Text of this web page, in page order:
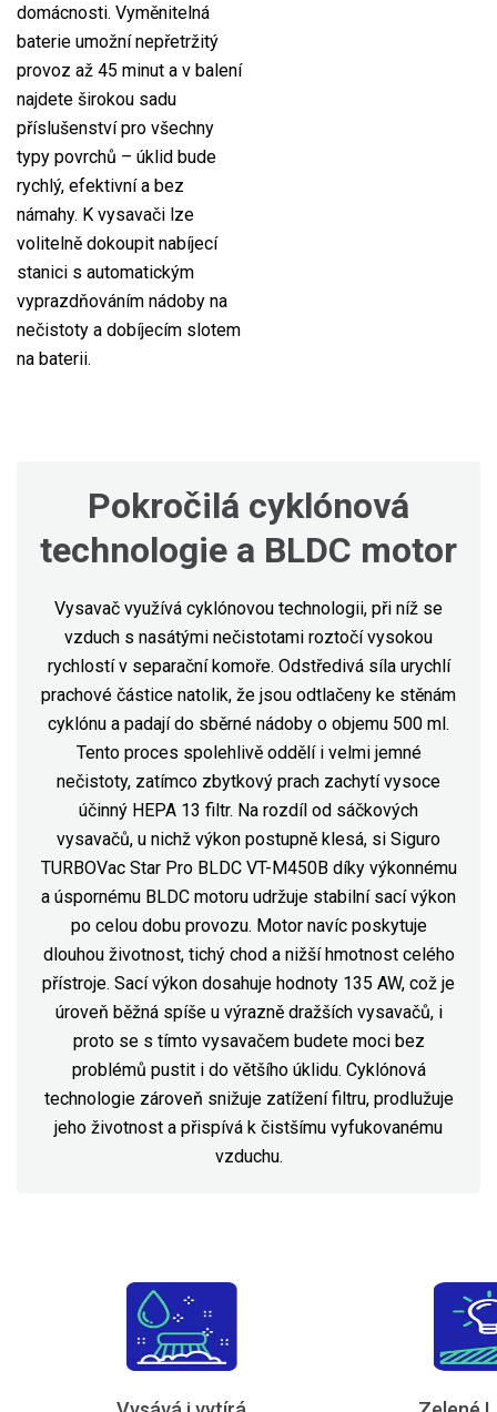
domácnosti. Vyměnitelná
baterie umožní nepřetržitý
provoz až 45 minut a v balení
najdete širokou sadu
příslušenství pro všechny
typy povrchů – úklid bude
rychlý, efektivní a bez
námahy. K vysavači lze
volitelně dokoupit nabíjecí
stanici s automatickým
vyprazdňováním nádoby na
nečistoty a dobíjecím slotem
na baterii.
Pokročilá cyklónová
technologie a BLDC motor
Vysavač využívá cyklónovou technologii, při níž se
vzduch s nasátými nečistotami roztočí vysokou
rychlostí v separační komoře. Odstředivá síla urychlí
prachové částice natolik, že jsou odtlačeny ke stěnám
cyklónu a padají do sběrné nádoby o objemu 500 ml.
Tento proces spolehlivě oddělí i velmi jemné
nečistoty, zatímco zbytkový prach zachytí vysoce
účinný HEPA 13 filtr. Na rozdíl od sáčkových
vysavačů, u nichž výkon postupně klesá, si Siguro
TURBOVac Star Pro BLDC VT-M450B díky výkonnému
a úspornému BLDC motoru udržuje stabilní sací výkon
po celou dobu provozu. Motor navíc poskytuje
dlouhou životnost, tichý chod a nižší hmotnost celého
přístroje. Sací výkon dosahuje hodnoty 135 AW, což je
úroveň běžná spíše u výrazně dražších vysavačů, i
proto se s tímto vysavačem budete moci bez
problémů pustit i do většího úklidu. Cyklónová
technologie zároveň snižuje zatížení filtru, prodlužuje
jeho životnost a přispívá k čistšímu vyfukovanému
vzduchu.